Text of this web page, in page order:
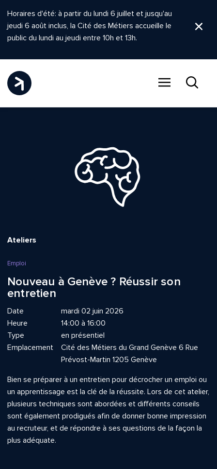
Horaires d'été: à partir du lundi 6 juillet et jusqu'au
jeudi 6 août inclus, la Cité des Métiers accueille le
public du lundi au jeudi entre 10h et 13h.
Ateliers
Emploi
Nouveau à Genève ? Réussir son
entretien
Date
mardi 02 juin 2026
Heure
14:00 à 16:00
Type
en présentiel
Emplacement
Cité des Métiers du Grand Genève 6 Rue
Prévost-Martin 1205 Genève
Bien se préparer à un entretien pour décrocher un emploi ou
un apprentissage est la clé de la réussite. Lors de cet atelier,
plusieurs techniques sont abordées et différents conseils
sont également prodigués afin de donner bonne impression
au recruteur, et de répondre à ses questions de la façon la
plus adéquate.